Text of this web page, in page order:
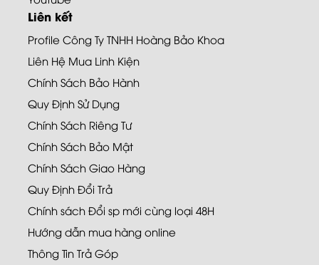
Liên kết
Profile Công Ty TNHH Hoàng Bảo Khoa
Liên Hệ Mua Linh Kiện
Chính Sách Bảo Hành
Quy Định Sử Dụng
Chính Sách Riêng Tư
Chính Sách Bảo Mật
Chính Sách Giao Hàng
Quy Định Đổi Trả
Chính sách Đổi sp mới cùng loại 48H
Hướng dẫn mua hàng online
Thông Tin Trả Góp